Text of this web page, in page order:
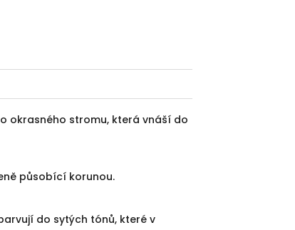
okrasného stromu, která vnáší do
působící korunou.
do sytých tónů, které v